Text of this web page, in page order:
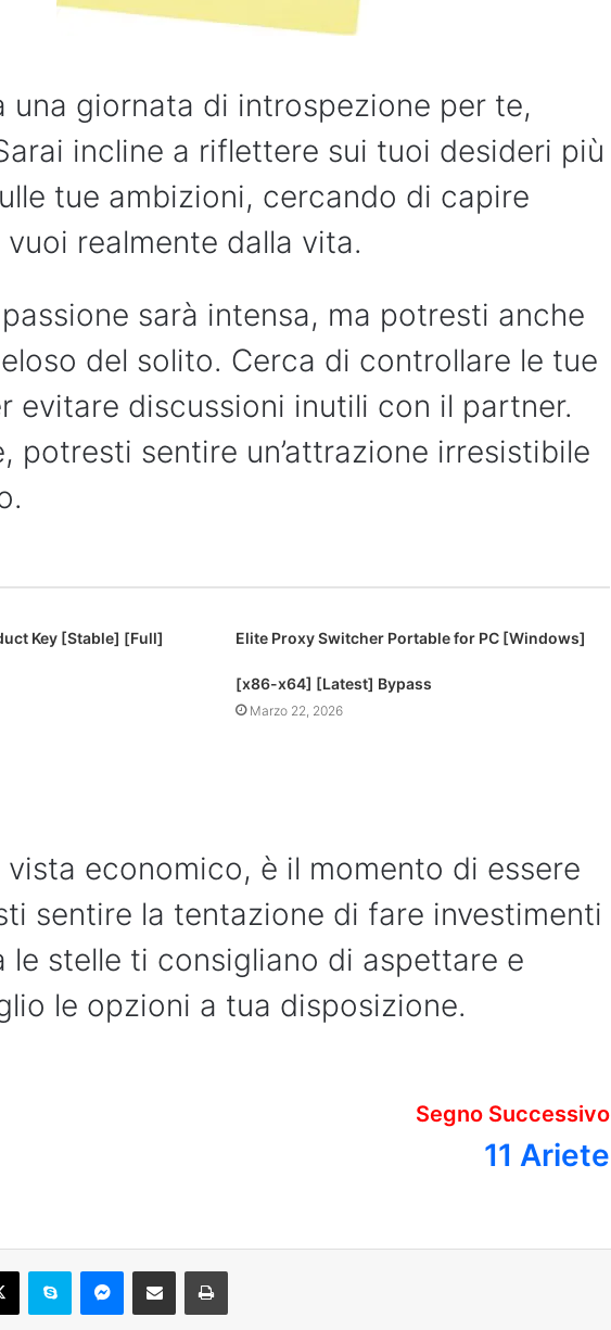
una giornata di introspezione per te,
incline a riflettere sui tuoi desideri più
tue ambizioni, cercando di capire
realmente dalla vita.
sarà intensa, ma potresti anche
del solito. Cerca di controllare le tue
evitare discussioni inutili con il partner.
potresti sentire un’attrazione irresistibile
Key [Stable] [Full] Elite Proxy Switcher Portable for PC [Windows]
[x86-x64] [Latest] Bypass
Marzo 22, 2026
economico, è il momento di essere
sentire la tentazione di fare investimenti
le stelle ti consigliano di aspettare e
le opzioni a tua disposizione.
Segno Successivo
11 Ariete